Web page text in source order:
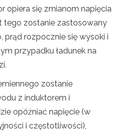
opiera się zmianom napięcia
tego zostanie zastosowany
prąd rozpocznie się wysoki i
przypadku ładunek na
zostanie
z induktorem i
opóźniać napięcie (w
i częstotliwości),